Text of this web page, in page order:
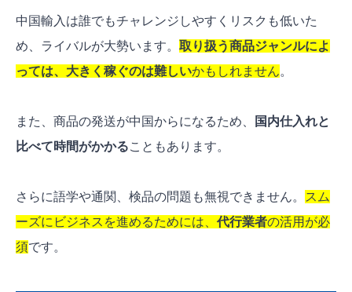
中国輸入は誰でもチャレンジしやすくリスクも低いた
め、ライバルが大勢います。 取り扱う商品ジャンルによ
っては、大きく稼ぐのは難しいかもしれません。
また、商品の発送が中国からになるため、
国内仕入れと
比べて時間がかかることもあります。
さらに語学や通関、検品の問題も無視できません。
スム
ーズにビジネスを進めるためには、 代行業者の活用が必
須です。